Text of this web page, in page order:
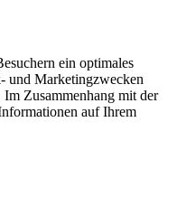
ein optimales
und Marketingzwecken
Zusammenhang mit der
auf Ihrem